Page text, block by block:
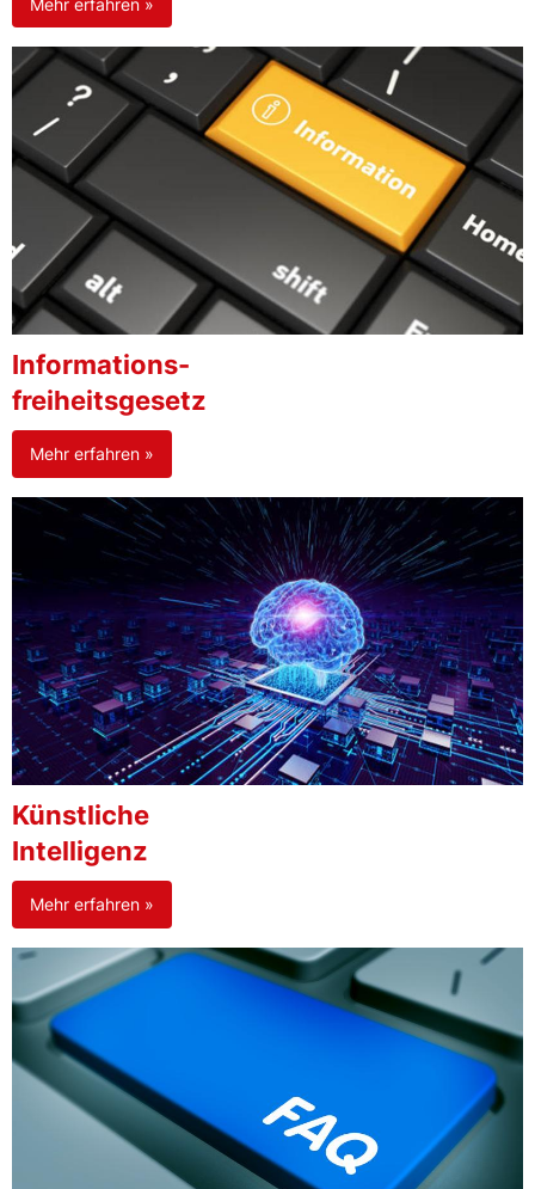
Informations-
freiheitsgesetz
Mehr erfahren »
Künstliche
Intelligenz
Mehr erfahren »